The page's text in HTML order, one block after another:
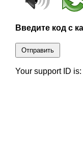
Введите код с
Отправить
Your support ID